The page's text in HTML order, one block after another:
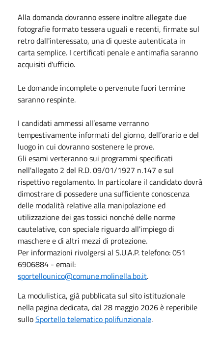
Alla domanda dovranno essere inoltre allegate due
fotografie formato tessera uguali e recenti, firmate sul
retro dall'interessato, una di queste autenticata in
carta semplice. I certificati penale e antimafia saranno
acquisiti d'ufficio.
Le domande incomplete o pervenute fuori termine
saranno respinte.
I candidati ammessi all’esame verranno
tempestivamente informati del giorno, dell’orario e del
luogo in cui dovranno sostenere le prove.
Gli esami verteranno sui programmi specificati
nell'allegato 2 del R.D. 09/01/1927 n.147 e sul
rispettivo regolamento. In particolare il candidato dovrà
dimostrare di possedere una sufficiente conoscenza
delle modalità relative alla manipolazione ed
utilizzazione dei gas tossici nonché delle norme
cautelative, con speciale riguardo all'impiego di
maschere e di altri mezzi di protezione.
Per informazioni rivolgersi al S.U.A.P. telefono: 051
6906884 - email:
sportellounico@comune.molinella.bo.it.
La modulistica, già pubblicata sul sito istituzionale
nella pagina dedicata, dal 28 maggio 2026 è reperibile
sulloSportello telematico polifunzionale.